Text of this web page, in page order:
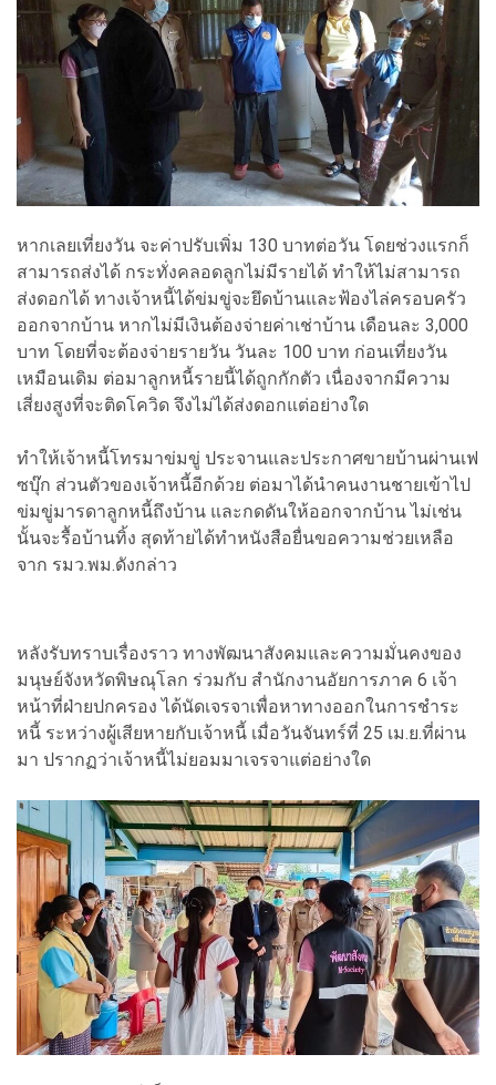
หากเลยเที่ยงวัน จะค่าปรับเพิ่ม 130 บาทต่อวัน โดยช่วงแรกก็
สามารถส่งได้ กระทั่งคลอดลูกไม่มีรายได้ ทำให้ไม่สามารถ
ส่งดอกได้ ทางเจ้าหนี้ได้ข่มขู่จะยึดบ้านและฟ้องไล่ครอบครัว
ออกจากบ้าน หากไม่มีเงินต้องจ่ายค่าเช่าบ้าน เดือนละ 3,000
บาท โดยที่จะต้องจ่ายรายวัน วันละ 100 บาท ก่อนเที่ยงวัน
เหมือนเดิม ต่อมาลูกหนี้รายนี้ได้ถูกกักตัว เนื่องจากมีความ
เสี่ยงสูงที่จะติดโควิด จึงไม่ได้ส่งดอกแต่อย่างใด
ทำให้เจ้าหนี้โทรมาข่มขู่ ประจานและประกาศขายบ้านผ่านเฟ
ซบุ๊ก ส่วนตัวของเจ้าหนี้อีกด้วย ต่อมาได้นำคนงานชายเข้าไป
ข่มขู่มารดาลูกหนี้ถึงบ้าน และกดดันให้ออกจากบ้าน ไม่เช่น
นั้นจะรื้อบ้านทิ้ง สุดท้ายได้ทำหนังสือยื่นขอความช่วยเหลือ
จาก รมว.พม.ดังกล่าว
หลังรับทราบเรื่องราว ทางพัฒนาสังคมและความมั่นคงของ
มนุษย์จังหวัดพิษณุโลก ร่วมกับ สำนักงานอัยการภาค 6 เจ้า
หน้าที่ฝ่ายปกครอง ได้นัดเจรจาเพื่อหาทางออกในการชำระ
หนี้ ระหว่างผู้เสียหายกับเจ้าหนี้ เมื่อวันจันทร์ที่ 25 เม.ย.ที่ผ่าน
มา ปรากฏว่าเจ้าหนี้ไม่ยอมมาเจรจาแต่อย่างใด